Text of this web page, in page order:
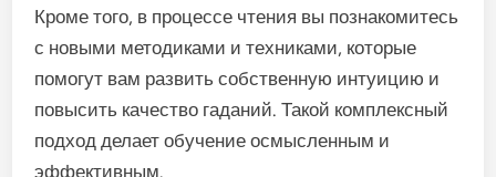
Кроме того, в процессе чтения вы познакомитесь
с новыми методиками и техниками, которые
помогут вам развить собственную интуицию и
повысить качество гаданий. Такой комплексный
подход делает обучение осмысленным и
эффективным.